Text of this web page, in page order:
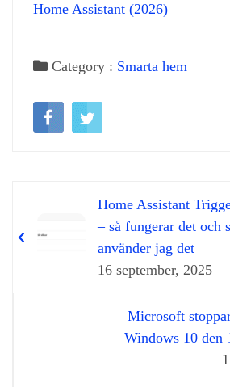
Home Assistant (2026)
Category : Smarta hem
Home Assistant
– så fungerar det och
använder jag det
16 september, 2025
Microsoft
Windows 10 den